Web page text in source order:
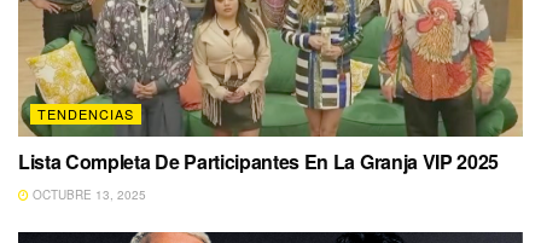
TENDENCIAS
Lista Completa De Participantes En La Granja VIP 2025
OCTUBRE 13, 2025